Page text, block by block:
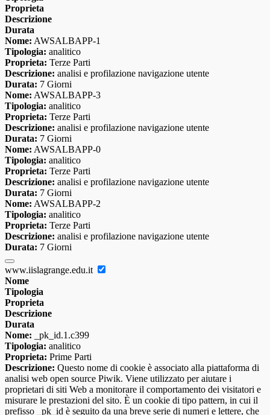
Proprieta
Descrizione
Durata
Nome: AWSALBAPP-1
Tipologia: analitico
Proprieta: Terze Parti
Descrizione: analisi e profilazione navigazione utente
Durata: 7 Giorni
Nome: AWSALBAPP-3
Tipologia: analitico
Proprieta: Terze Parti
Descrizione: analisi e profilazione navigazione utente
Durata: 7 Giorni
Nome: AWSALBAPP-0
Tipologia: analitico
Proprieta: Terze Parti
Descrizione: analisi e profilazione navigazione utente
Durata: 7 Giorni
Nome: AWSALBAPP-2
Tipologia: analitico
Proprieta: Terze Parti
Descrizione: analisi e profilazione navigazione utente
Durata: 7 Giorni
www.iislagrange.edu.it
Nome
Tipologia
Proprieta
Descrizione
Durata
Nome: _pk_id.1.c399
Tipologia: analitico
Proprieta: Prime Parti
Descrizione: Questo nome di cookie è associato alla piattaforma di
analisi web open source Piwik. Viene utilizzato per aiutare i
proprietari di siti Web a monitorare il comportamento dei visitatori e
misurare le prestazioni del sito. È un cookie di tipo pattern, in cui il
prefisso _pk_id è seguito da una breve serie di numeri e lettere, che